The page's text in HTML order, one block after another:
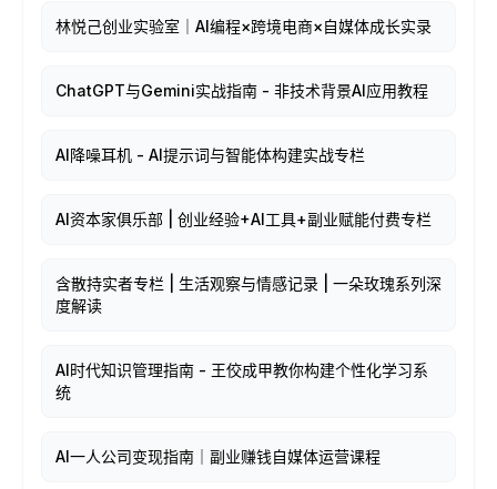
林悦己创业实验室｜AI编程×跨境电商×自媒体成长实录
ChatGPT与Gemini实战指南 - 非技术背景AI应用教程
AI降噪耳机 - AI提示词与智能体构建实战专栏
AI资本家俱乐部 | 创业经验+AI工具+副业赋能付费专栏
含散持实者专栏 | 生活观察与情感记录 | 一朵玫瑰系列深
度解读
AI时代知识管理指南 - 王佼成甲教你构建个性化学习系
统
AI一人公司变现指南｜副业赚钱自媒体运营课程